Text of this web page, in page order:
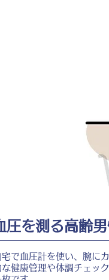
圧を測る高齢
宅で血圧計を使い、腕に
な健康管理や体調チェッ